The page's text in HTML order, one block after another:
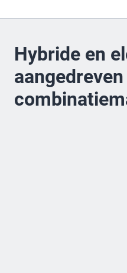
Hybride en
aangedreven